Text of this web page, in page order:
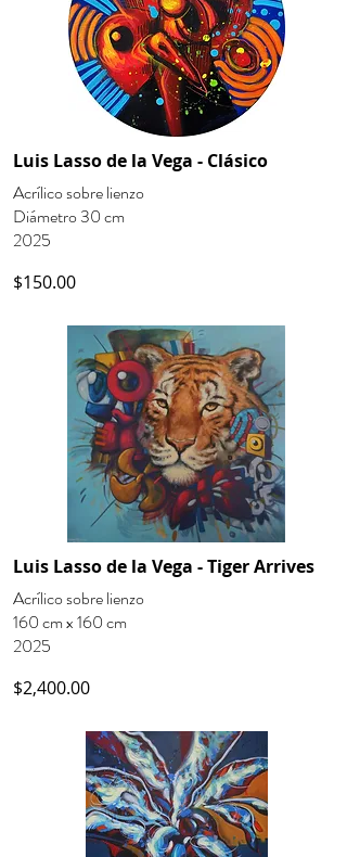
Luis Lasso de la Vega - Clásico
Acrílico sobre lienzo
Diámetro 30 cm
2025
$150.00
Luis Lasso de la Vega - Tiger Arrives
Acrílico sobre lienzo
160 cm x 160 cm
2025
$2,400.00